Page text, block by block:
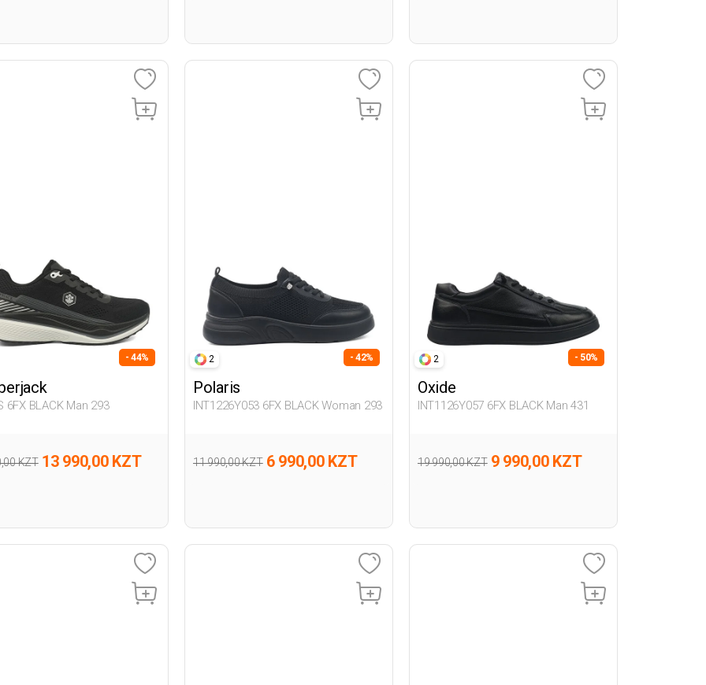
- 44%
6FX BLACK Man 293
KZT 13 990,00 KZT
2 - 42%
Polaris
INT1226Y053 6FX BLACK Woman 293
11 990,00 KZT 6 990,00 KZT
2 - 50%
Oxide
INT1126Y057 6FX BLACK Man 431
19 990,00 KZT 9 990,00 KZT